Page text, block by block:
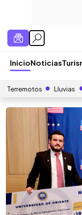
InicioNoticias
Terremotos Lluvias